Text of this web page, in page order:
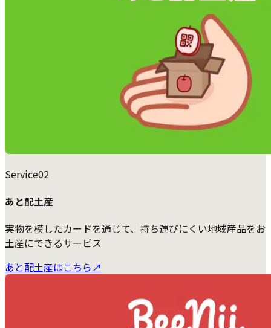
Service02
あと配土産
実物を模したカードを通じて、持ち運びにくい地域産品をお
土産にできるサービス
あと配土産はこちら↗